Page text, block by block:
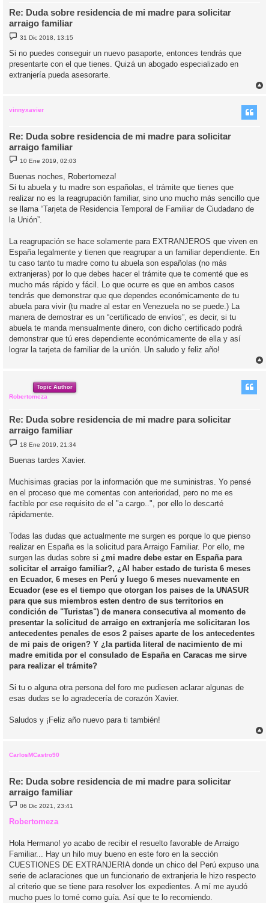
Re: Duda sobre residencia de mi madre para solicitar
arraigo familiar
M
e
s
a
e
31 Dic 2018, 13:15
Si no puedes conseguir un nuevo pasaporte, entonces tendrás que
presentarte con el que tienes. Quizá un abogado especializado en
extranjería pueda asesorarte.
vinnyxavier
Re: Duda sobre residencia de mi madre para solicitar
arraigo familiar
M
e
s
a
e
10 Ene 2019, 02:03
Buenas noches, Robertomeza!
Si tu abuela y tu madre son españolas, el trámite que tienes que
realizar no es la reagrupación familiar, sino uno mucho más sencillo que
se llama “Tarjeta de Residencia Temporal de Familiar de Ciudadano de
la Unión”.
La reagrupación se hace solamente para EXTRANJEROS que viven en
España legalmente y tienen que reagrupar a un familiar dependiente. En
tu caso tanto tu madre como tu abuela son españolas (no más
extranjeras) por lo que debes hacer el trámite que te comenté que es
mucho más rápido y fácil. Lo que ocurre es que en ambos casos
tendrás que demonstrar que que dependes económicamente de tu
abuela para vivir (tu madre al estar en Venezuela no se puede.) La
manera de demostrar es un “certificado de envíos”, es decir, si tu
abuela te manda mensualmente dinero, con dicho certificado podrá
demonstrar que tú eres dependiente económicamente de ella y así
lograr la tarjeta de familiar de la unión. Un saludo y feliz año!
Topic Author
Robertomeza
Re: Duda sobre residencia de mi madre para solicitar
arraigo familiar
M
e
s
e
18 Ene 2019, 21:34
Buenas tardes Xavier.
Muchisimas gracias por la información que me suministras. Yo pensé
en el proceso que me comentas con anterioridad, pero no me es
factible por ese requisito de el "a cargo..", por ello lo descarté
rápidamente.
Todas las dudas que actualmente me surgen es porque lo que pienso
realizar en España es la solicitud para Arraigo Familiar. Por ello, me
surgen las dudas sobre si ¿mi madre debe estar en España para
solicitar el arraigo familiar?, ¿Al haber estado de turista 6 meses
en Ecuador, 6 meses en Perú y luego 6 meses nuevamente en
Ecuador (ese es el tiempo que otorgan los paises de la UNASUR
para que sus miembros esten dentro de sus territorios en
condición de "Turistas") de manera consecutiva al momento de
presentar la solicitud de arraigo en extranjería me solicitaran los
antecedentes penales de esos 2 paises aparte de los antecedentes
de mi pais de origen? Y ¿la partida literal de nacimiento de mi
madre emitida por el consulado de España en Caracas me sirve
para realizar el trámite?
Si tu o alguna otra persona del foro me pudiesen aclarar algunas de
esas dudas se lo agradecería de corazón Xavier.
Saludos y ¡Feliz año nuevo para ti también!
CarlosMCastro90
Re: Duda sobre residencia de mi madre para solicitar
arraigo familiar
M
e
n
s
j
e
06 Dic 2021, 23:41
Robertomeza
Hola Hermano! yo acabo de recibir el resuelto favorable de Arraigo
Familiar... Hay un hilo muy bueno en este foro en la sección
CUESTIONES DE EXTRANJERIA donde un chico del Perú expuso una
serie de aclaraciones que un funcionario de extranjeria le hizo respecto
al criterio que se tiene para resolver los expedientes. A mí me ayudó
mucho pues lo tomé como guía. Así que te lo recomiendo.